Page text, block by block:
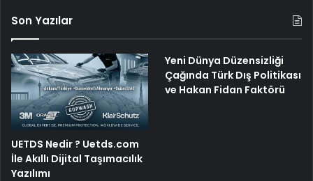
Son Yazılar
UETDS Nedir ? Uetds.com
İle Akıllı Dijital Taşımacılık
Yazılımı
Yeni Dünya Düzensizliği
Çağında Türk Dış Politikası
ve Hakan Fidan Faktörü